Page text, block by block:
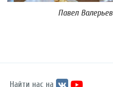
Павел
Найти нас на